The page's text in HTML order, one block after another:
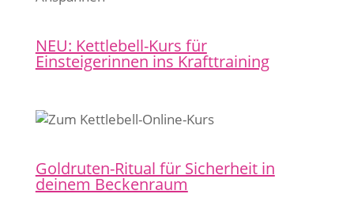
NEU: Kettlebell-Kurs für
Einsteigerinnen ins Krafttraining
Goldruten-Ritual für Sicherheit in
deinem Beckenraum